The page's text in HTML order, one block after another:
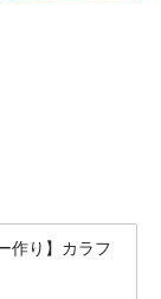
作り】カラフ